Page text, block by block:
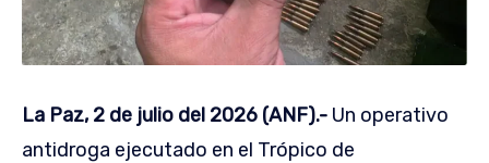
La Paz, 2 de julio del 2026 (ANF).- Un operativo
antidroga ejecutado en el Trópico de